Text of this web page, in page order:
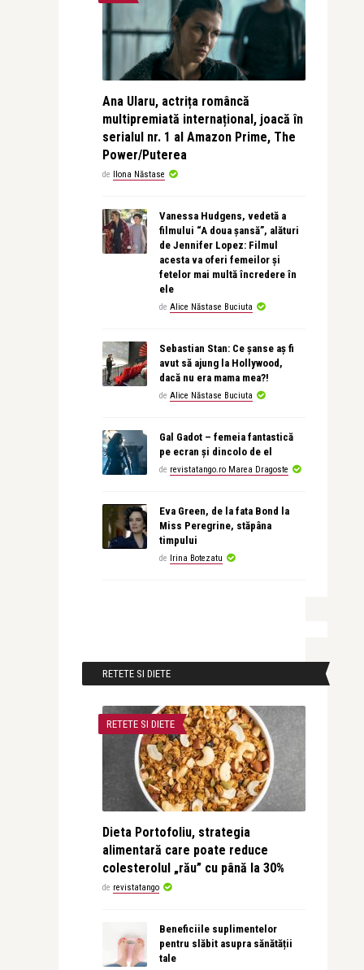
Ana Ularu, actrița româncă
multipremiată internațional, joacă în
serialul nr. 1 al Amazon Prime, The
Power/Puterea
de Ilona Năstase
Vanessa Hudgens, vedetă a
filmului “A doua șansă”, alături
de Jennifer Lopez: Filmul
acesta va oferi femeilor și
fetelor mai multă încredere în
ele
de Alice Năstase Buciuta
Sebastian Stan: Ce șanse aș fi
avut să ajung la Hollywood,
dacă nu era mama mea?!
de Alice Năstase Buciuta
Gal Gadot – femeia fantastică
pe ecran și dincolo de el
de revistatango.ro Marea Dragoste
Eva Green, de la fata Bond la
Miss Peregrine, stăpâna
timpului
de Irina Botezatu
RETETE SI DIETE
RETETE SI DIETE
Dieta Portofoliu, strategia
alimentară care poate reduce
colesterolul „rău” cu până la 30%
de revistatango
Beneficiile suplimentelor
pentru slăbit asupra sănătății
tale